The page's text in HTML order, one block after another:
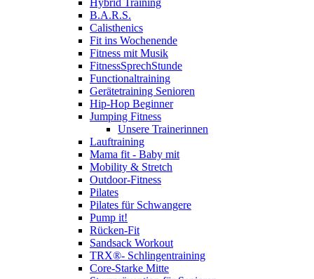
Hybrid Training
B.A.R.S.
Calisthenics
Fit ins Wochenende
Fitness mit Musik
FitnessSprechStunde
Functionaltraining
Gerätetraining Senioren
Hip-Hop Beginner
Jumping Fitness
Unsere Trainerinnen
Lauftraining
Mama fit - Baby mit
Mobility & Stretch
Outdoor-Fitness
Pilates
Pilates für Schwangere
Pump it!
Rücken-Fit
Sandsack Workout
TRX®- Schlingentraining
Core-Starke Mitte